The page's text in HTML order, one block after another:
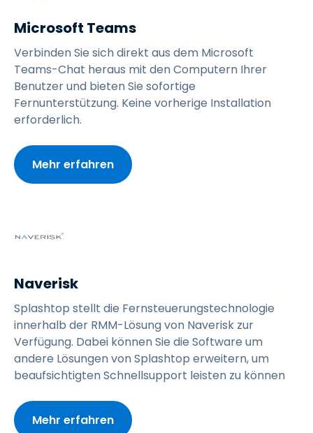
Microsoft Teams
Verbinden Sie sich direkt aus dem Microsoft
Teams-Chat heraus mit den Computern Ihrer
Benutzer und bieten Sie sofortige
Fernunterstützung. Keine vorherige Installation
erforderlich.
Mehr erfahren
Naverisk
Splashtop stellt die Fernsteuerungstechnologie
innerhalb der RMM-Lösung von Naverisk zur
Verfügung. Dabei können Sie die Software um
andere Lösungen von Splashtop erweitern, um
beaufsichtigten Schnellsupport leisten zu können
Mehr erfahren